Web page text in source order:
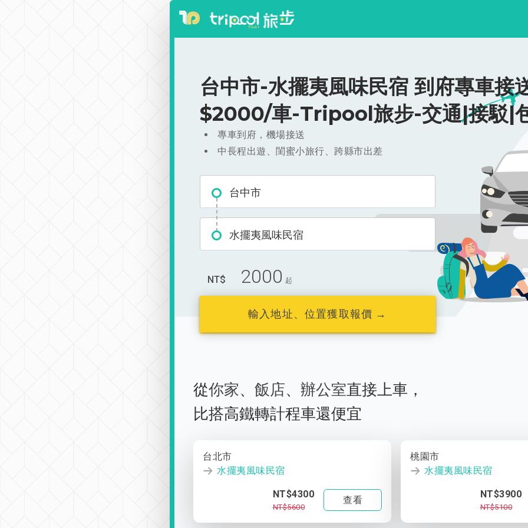
台中市-水擺夷風味民宿 到府專車接
$2000/車-Tripool旅步-交通|接駁|
專車到府，機場接送
中長程出遊、閨蜜小旅行、跨縣市出差
台中市
水擺夷風味民宿
NT$ 2000 起
輸入地址、位置獲取報價 →
從你家、 飯店、 辦公室直接上車，
比搭高鐵轉計程車還便宜
台北市
水擺夷風味民宿
NT$4300
NT$5600
查看
桃園市
水擺夷風味民宿
NT$3900
NT$5100